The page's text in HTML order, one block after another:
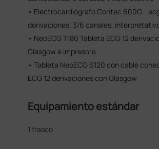
• Electrocardiógrafo Contec 600G -
derivaciones, 3/6 canales,
• NeoECG T180 Tableta ECG 12
Glasgow e impresora
• Tableta NeoECG S120 con cable
ECG 12 derivaciones con Glasgow
Equipamiento estándar
1 frasco